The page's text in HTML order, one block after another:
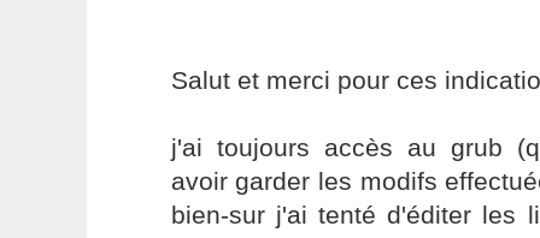
Salut et merci pour ces
j'ai toujours accès au grub
avoir garder les modifs
bien-sur j'ai tenté d'éditer les